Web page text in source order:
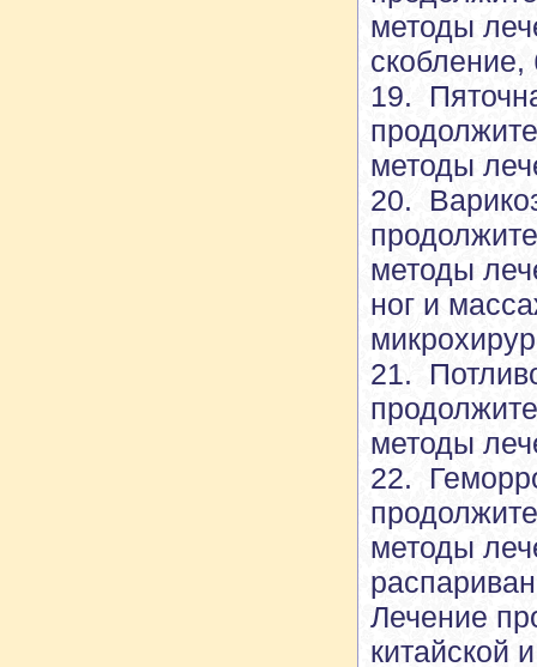
методы
19.
методы
20.
методы
ног и
21.
методы
22.
методы
Лечение
китайской